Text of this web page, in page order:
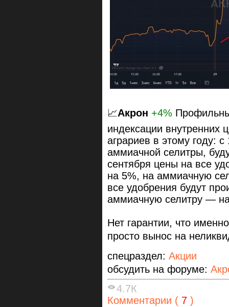
📈Акрон +4%
индексации внутренних
аграриев в этому году:
аммиачной селитры,
сентября цены на все
на 5%, на аммиачную
все удобрения будут
аммиачную селитру —
Нет гарантии, что
просто вынос на
спецраздел: Акции
обсудить на форуме:
4.7К
Комментарии ( 7 )